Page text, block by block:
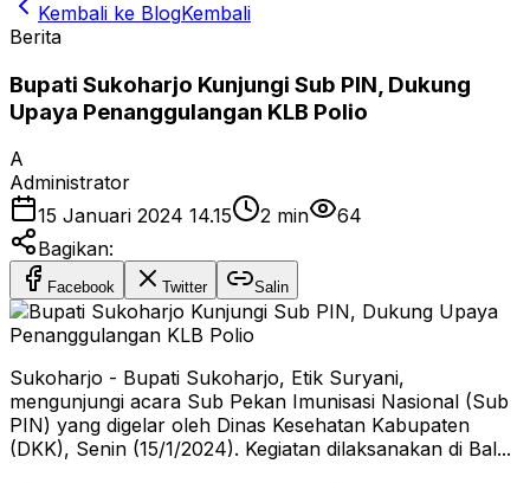
Kembali ke BlogKembali
Berita
Bupati Sukoharjo Kunjungi Sub PIN, Dukung
Upaya Penanggulangan KLB Polio
A
Administrator
15 Januari 2024 14.15
2 min
64
Bagikan:
Facebook Twitter Salin
Sukoharjo - Bupati Sukoharjo, Etik Suryani,
mengunjungi acara Sub Pekan Imunisasi Nasional (Sub
PIN) yang digelar oleh Dinas Kesehatan Kabupaten
(DKK), Senin (15/1/2024). Kegiatan dilaksanakan di Bal...